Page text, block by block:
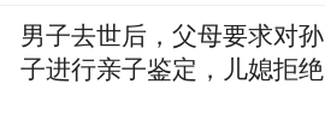
男子去世后，父母要求对孙
子进行亲子鉴定，儿媳拒绝